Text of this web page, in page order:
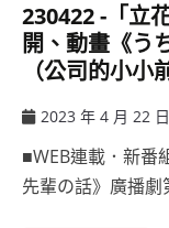
230422 -「立
開、動畫《う
（公司的小小
2023 年 4 月 22 日
■WEB連載．新番
先輩の話》廣播